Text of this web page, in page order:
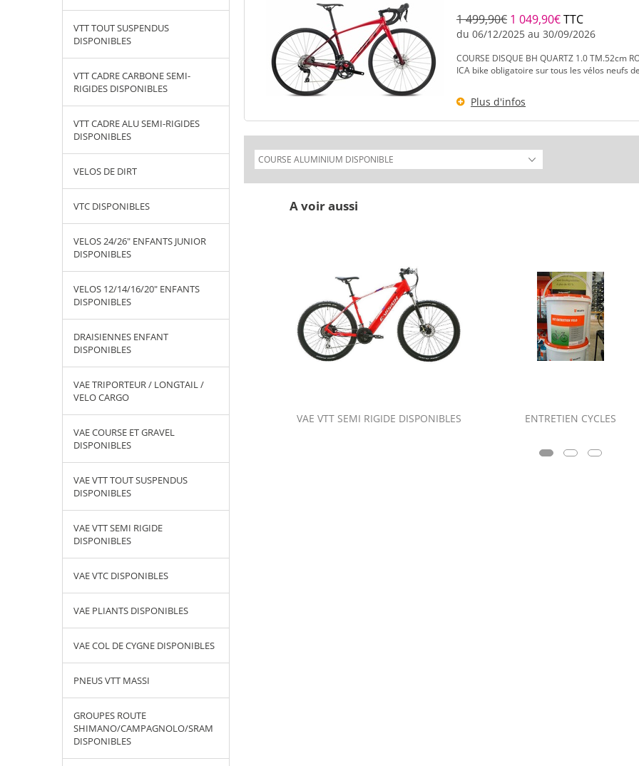
VTT TOUT SUSPENDUS
DISPONIBLES
VTT CADRE CARBONE SEMI-
RIGIDES DISPONIBLES
VTT CADRE ALU SEMI-RIGIDES
DISPONIBLES
VELOS DE DIRT
VTC DISPONIBLES
VELOS 24/26" ENFANTS JUNIOR
DISPONIBLES
VELOS 12/14/16/20" ENFANTS
DISPONIBLES
DRAISIENNES ENFANT
DISPONIBLES
VAE TRIPORTEUR / LONGTAIL /
VELO CARGO
VAE COURSE ET GRAVEL
DISPONIBLES
VAE VTT TOUT SUSPENDUS
DISPONIBLES
VAE VTT SEMI RIGIDE
DISPONIBLES
VAE VTC DISPONIBLES
VAE PLIANTS DISPONIBLES
VAE COL DE CYGNE DISPONIBLES
PNEUS VTT MASSI
GROUPES ROUTE
SHIMANO/CAMPAGNOLO/SRAM
DISPONIBLES
1 499,90€ 1 049,90€TTC
du 06/12/2025 au 30/09/2026
COURSE DISQUE BH QUARTZ 1.0 TM.52cm
ICA bike obligatoire sur tous les vélos neufs
Plus d'infos
A voir aussi
COURSE /
GPS, MONTRES ET ACCESSOIRES
GARMIN DISPONIBLES
VAE VTT SEMI RIGIDE DISPONIBLES ENTRETIEN CYCLES